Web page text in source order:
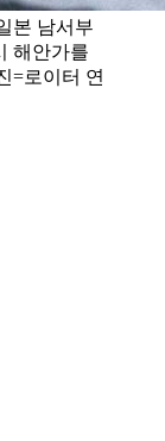
본 남서부
해안가를
=로이터 연